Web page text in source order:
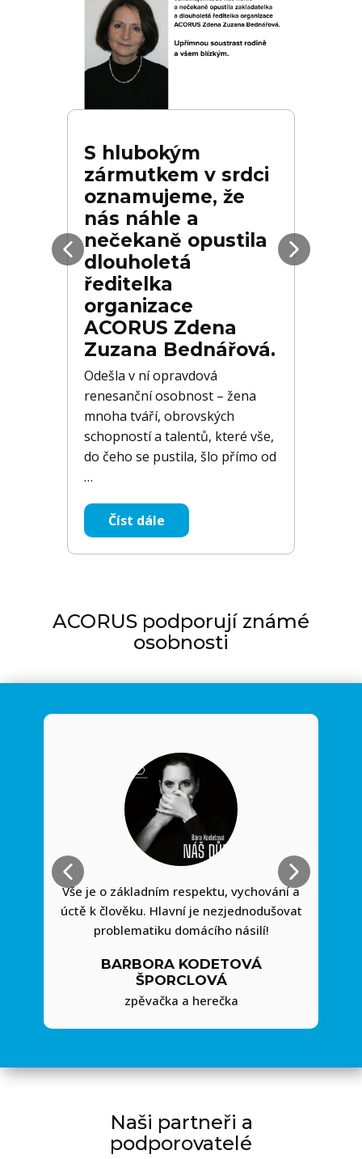
S hlubokým
zármutkem v srdci
oznamujeme, že
nás náhle a
nečekaně opustila
dlouholetá
ředitelka
organizace
ACORUS Zdena
Zuzana Bednářová.
Odešla v ní opravdová
renesanční osobnost – žena
mnoha tváří, obrovských
schopností a talentů, které vše,
do čeho se pustila, šlo přímo od
…
Číst dále
ACORUS podporují známé
osobnosti
Vše je o základním respektu, vychování a
úctě k člověku. Hlavní je nezjednodušovat
problematiku domácího násilí!
BARBORA KODETOVÁ
ŠPORCLOVÁ
zpěvačka a herečka
Naši partneři a
podporovatelé